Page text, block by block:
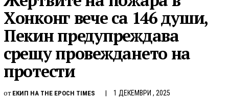
Хонконг вече са 146 души,
Пекин предупреждава
срещу провеждането на
протести
от ЕКИП НА THE EPOCH TIMES 1 ДЕКЕМВРИ , 2025